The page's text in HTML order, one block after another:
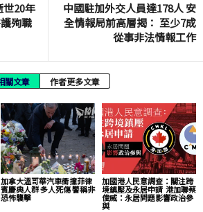
世20年
殉職
中國駐加外交人員達178人 安
全情報局前高層揭： 至少7成
從事非法情報工作
關文章 作者更多文章
加拿大溫哥華汽車衝撞菲律
賓慶典人群 多人死傷 警稱非
恐怖襲擊
加國港人民意調查：關注跨
境鎮壓及永居申請 港加聯蔡
俊威：永居問題影響政治參
與